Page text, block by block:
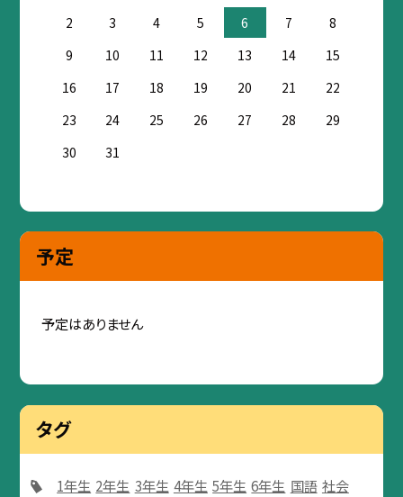
2
3 4 5 6 7
8
9
10 11 12 13 14
15
16
17 18 19 20 21
22
23
24 25 26 27 28
29
30
31
予定
予定はありません
タグ
1年生 2年生 3年生 4年生 5年生 6年生 国語 社会